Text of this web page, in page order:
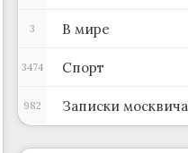
В мире
3
Спорт
3474
Записки москвича
982